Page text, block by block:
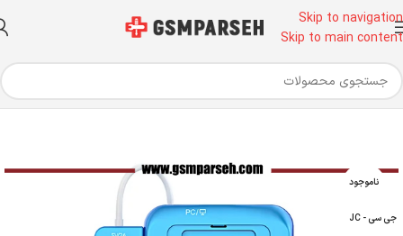
Skip to navigation
Skip to main content
خانه ابزار آلات تعمیرات موبایل ابزار تعمیرات موبایل ابزار های تست مادربرد
ناموجود
جی سی - JC